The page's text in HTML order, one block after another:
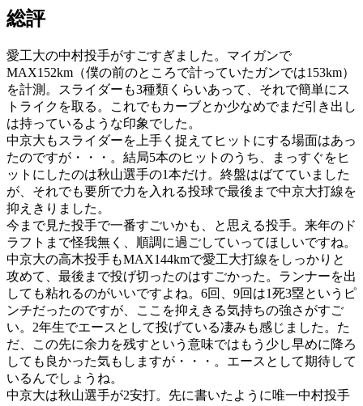
総評
愛工大の中村投手がすごすぎました。マイガンで
MAX152km（僕の前のところで計っていたガンでは153km）
を計測。スライダーも3種類くらいあって、それで簡単にス
トライクを取る。これでもカーブとか少なめでまだ引き出し
は持っているような印象でした。
中京大もスライダーを上手く捉えてヒットにする場面はあっ
たのですが・・・。結局5本のヒットのうち、まっすぐをヒ
ットにしたのは秋山選手の1本だけ。終盤はばてていました
が、それでも要所で力を入れる投球で最後まで中京大打線を
抑えきりました。
今まで見た投手で一番すごいかも、と思える投手。来年のド
ラフトまで怪我無く、順調に過ごしていってほしいですね。
中京大の高木投手もMAX144kmで愛工大打線をしっかりと
攻めて、最後まで投げ切ったのはすごかった。ランナーを出
しても粘れるのがいいですよね。6回、9回は1死3塁というピ
ンチだったのですが、ここを抑えきる気持ちの強さがすご
い。2年生でエースとして投げている凄みも感じました。た
だ、この先に余力を残すという意味ではもう少し早めに降ろ
しても良かった気もしますが・・・。エースとして期待して
いるんでしょうね。
中京大は秋山選手が2安打。先に書いたように唯一中村投手